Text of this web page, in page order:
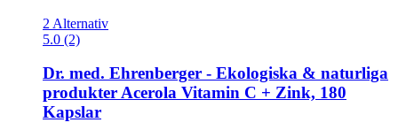
2 Alternativ
5.0 (2)
Dr. med. Ehrenberger - Ekologiska & naturliga
produkterAcerola Vitamin C + Zink, 180
Kapslar